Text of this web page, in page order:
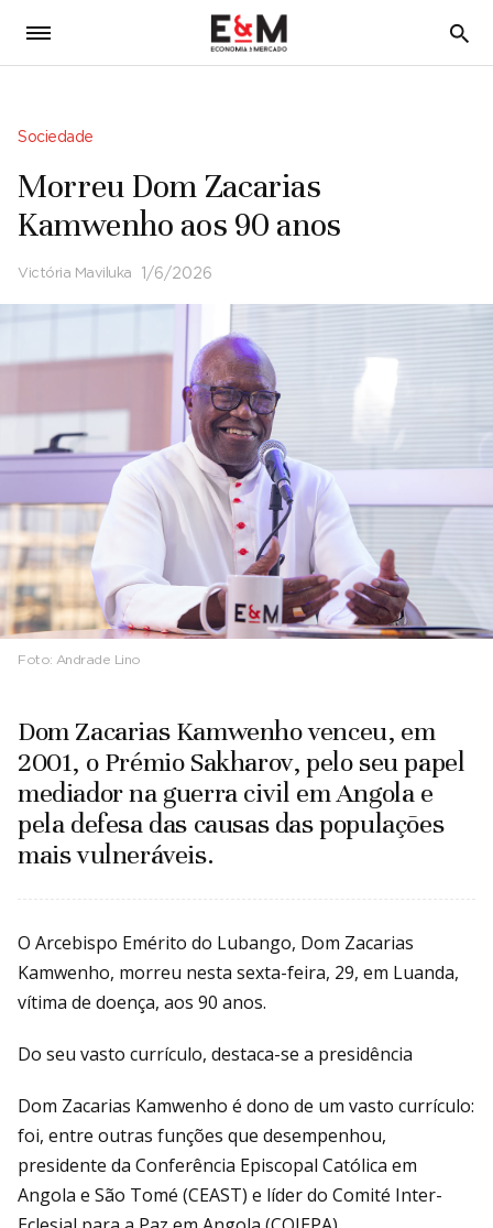
5
Sociedade
Morreu Dom Zacarias
Kamwenho aos 90 anos
Victória Maviluka 1/6/2026
Foto: Andrade Lino
Dom Zacarias Kamwenho venceu, em
2001, o Prémio Sakharov, pelo seu papel
mediador na guerra civil em Angola e
pela defesa das causas das populações
mais vulneráveis.
O Arcebispo Emérito do Lubango, Dom Zacarias
Kamwenho, morreu nesta sexta-feira, 29, em Luanda,
vítima de doença, aos 90 anos.
Do seu vasto currículo, destaca-se a presidência
Dom Zacarias Kamwenho é dono de um vasto currículo:
foi, entre outras funções que desempenhou,
presidente da Conferência Episcopal Católica em
Angola e São Tomé (CEAST) e líder do Comité Inter-